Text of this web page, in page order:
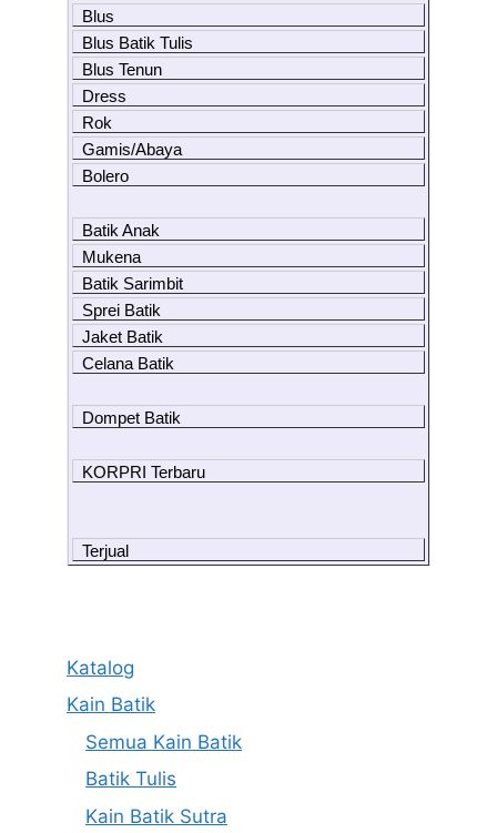
Blus
Blus Batik Tulis
Blus Tenun
Dress
Rok
Gamis/Abaya
Bolero
Batik Anak
Mukena
Batik Sarimbit
Sprei Batik
Jaket Batik
Celana Batik
Dompet Batik
KORPRI Terbaru
Terjual
Katalog
Kain Batik
Semua Kain Batik
Batik Tulis
Kain Batik Sutra